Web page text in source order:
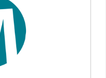
et points propres